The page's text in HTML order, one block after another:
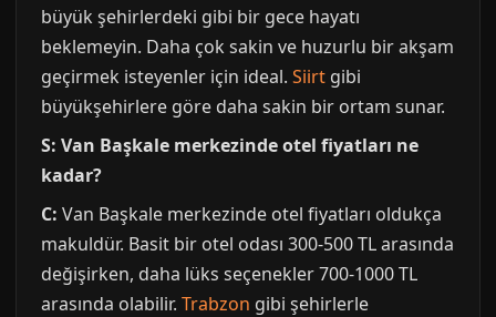
büyük şehirlerdeki gibi bir gece hayatı
beklemeyin. Daha çok sakin ve huzurlu bir akşam
geçirmek isteyenler için ideal. Siirt gibi
büyükşehirlere göre daha sakin bir ortam sunar.
S: Van Başkale merkezinde otel fiyatları ne
kadar?
C: Van Başkale merkezinde otel fiyatları oldukça
makuldür. Basit bir otel odası 300-500 TL arasında
değişirken, daha lüks seçenekler 700-1000 TL
arasında olabilir. Trabzon gibi şehirlerle